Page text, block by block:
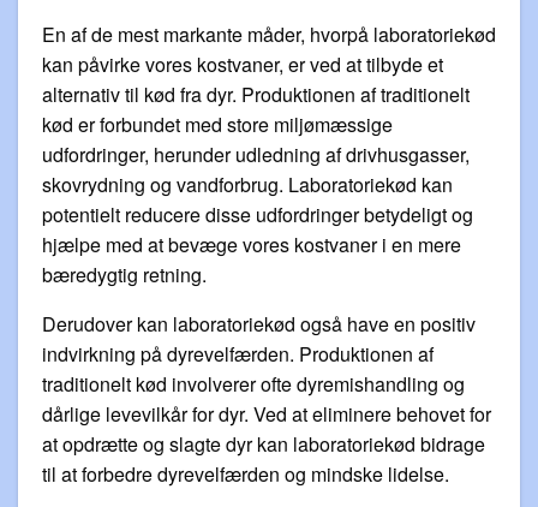
En af de mest markante måder, hvorpå laboratoriekød
kan påvirke vores kostvaner, er ved at tilbyde et
alternativ til kød fra dyr. Produktionen af traditionelt
kød er forbundet med store miljømæssige
udfordringer, herunder udledning af drivhusgasser,
skovrydning og vandforbrug. Laboratoriekød kan
potentielt reducere disse udfordringer betydeligt og
hjælpe med at bevæge vores kostvaner i en mere
bæredygtig retning.
Derudover kan laboratoriekød også have en positiv
indvirkning på dyrevelfærden. Produktionen af
traditionelt kød involverer ofte dyremishandling og
dårlige levevilkår for dyr. Ved at eliminere behovet for
at opdrætte og slagte dyr kan laboratoriekød bidrage
til at forbedre dyrevelfærden og mindske lidelse.